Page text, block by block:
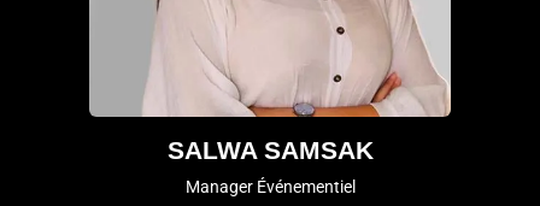
SALWA SAMSAK
Manager Événementiel